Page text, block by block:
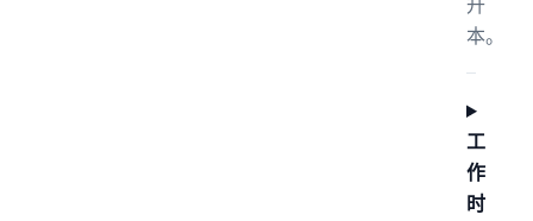
升
本。
工
作
时